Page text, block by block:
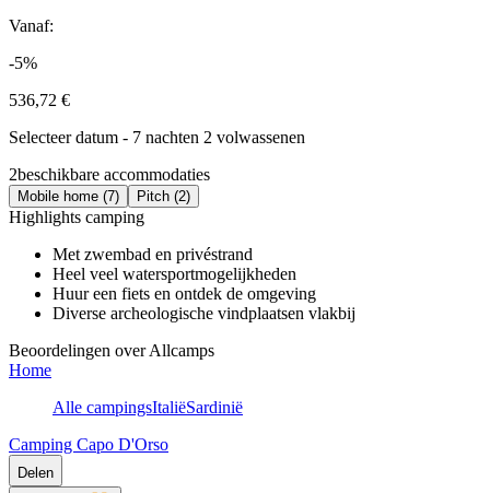
Vanaf:
-5%
536,72 €
Selecteer datum - 7 nachten 2 volwassenen
2beschikbare accommodaties
Mobile home (7) Pitch (2)
Highlights camping
Met zwembad en privéstrand
Heel veel watersportmogelijkheden
Huur een fiets en ontdek de omgeving
Diverse archeologische vindplaatsen vlakbij
Beoordelingen over Allcamps
Home
Alle campingsItaliëSardinië
Camping Capo D'Orso
Delen